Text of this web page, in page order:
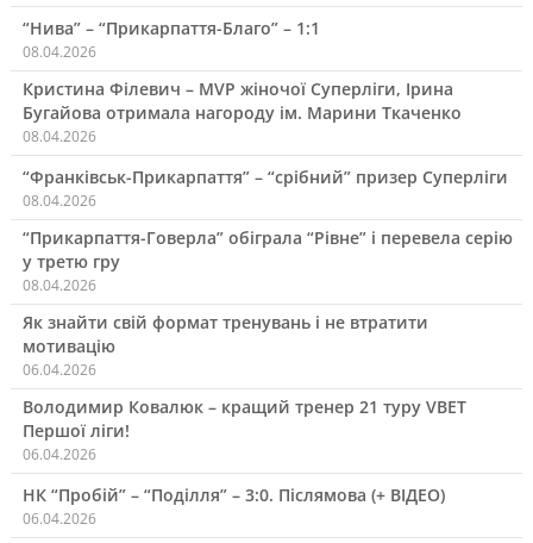
“Нива” – “Прикарпаття-Благо” – 1:1
08.04.2026
Кристина Філевич – MVP жіночої Суперліги, Ірина
Бугайова отримала нагороду ім. Марини Ткаченко
08.04.2026
“Франківськ-Прикарпаття” – “срібний” призер Суперліги
08.04.2026
“Прикарпаття-Говерла” обіграла “Рівне” і перевела серію
у третю гру
08.04.2026
Як знайти свій формат тренувань і не втратити
мотивацію
06.04.2026
Володимир Ковалюк – кращий тренер 21 туру VBET
Першої ліги!
06.04.2026
НК “Пробій” – “Поділля” – 3:0. Післямова (+ ВІДЕО)
06.04.2026